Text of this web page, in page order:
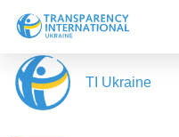
Про нас
Новини
TI Ukraine